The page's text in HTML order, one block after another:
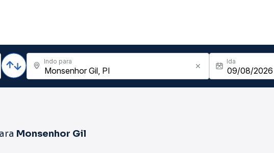
Indo para Ida
Monsenhor Gil